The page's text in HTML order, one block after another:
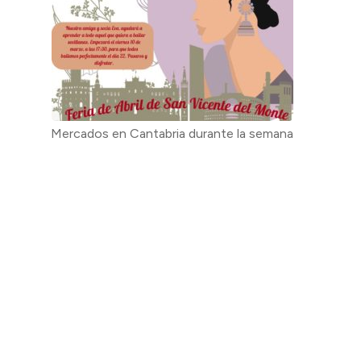
Mercados en Cantabria durante la semana